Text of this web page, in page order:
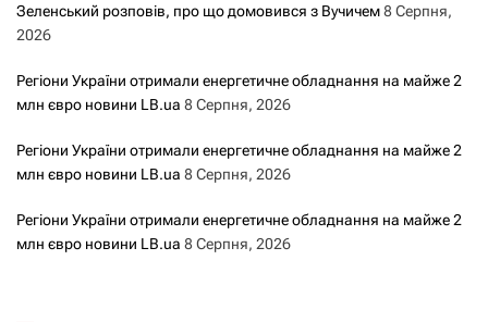
м
и
Зеленський розповів, про що домовився з Вучичем8 Серпня,
2026
Регіони України отримали енергетичне обладнання на майже 2
млн євро новини LB.ua 8 Серпня, 2026
Регіони України отримали енергетичне обладнання на майже 2
млн євро новини LB.ua 8 Серпня, 2026
Регіони України отримали енергетичне обладнання на майже 2
млн євро новини LB.ua 8 Серпня, 2026